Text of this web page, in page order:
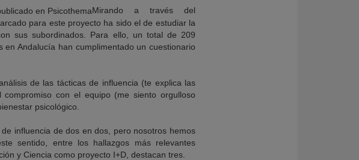
Mirando a través del
para este proyecto ha sido el de estudiar la
sus subordinados. Para ello, un total de 209
Andalucía han cumplimentado un cuestionario
de las tácticas de influencia (te explica las
con el equipo (me siento orgulloso
psicológico.
influencia de dos en dos, pero nosotros hemos
sentido, entre los hallazgos más relevantes
y Ciencia como proyecto I+D, destacan tres.